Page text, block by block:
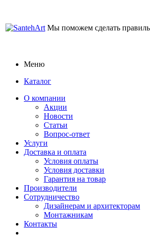
Мы поможем сделать
Меню
Каталог
О компании
Акции
Новости
Статьи
Вопрос-ответ
Услуги
Доставка и оплата
Условия оплаты
Условия доставки
Гарантия на товар
Производители
Сотрудничество
Дизайнерам и архитекторам
Монтажникам
Контакты